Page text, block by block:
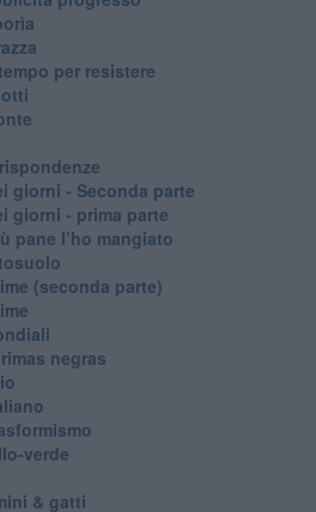
per resistere
giorni - Seconda parte
giorni - prima parte
pane l’ho mangiato
(seconda parte)
negras
verde
& gatti